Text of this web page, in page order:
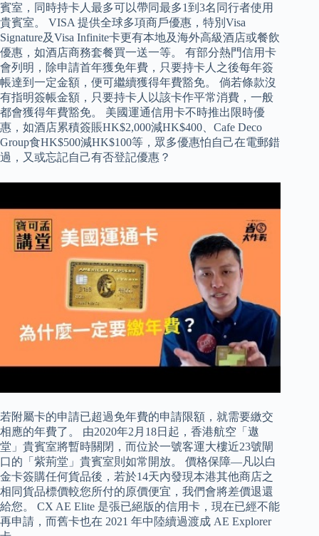
賓室，同時持卡人最多可以帶同最多1到3名同行者使用
貴賓室。 VISA 提供全球多項商戶優惠，特別Visa
Signature及Visa Infinite卡更有本地及海外高級酒店或餐飲
優惠，如酒店商務套餐買一送一等。 有部分熱門信用卡
會列明，除申請首年獲免年費，只要持卡人之後每年簽
帳達到一定金額，便可繼續獲得年費豁免。 倘若條款沒
有指明簽帳金額，只要持卡人以該卡作平常消費，一般
都會獲得年費豁免。 美國運通信用卡不時推出限時優
惠，如酒店累積簽賬HK$2,000減HK$400、Cafe Deco
Group食HK$500減HK$100等，眾多優惠怕自己在電郵錯
過，又或忘記自己有否登記優惠？
若附屬卡的申請已超過免年費的申請限額，就需要繳交
相應的年費了。 由2020年2月18日起，香港航空「遨
堂」貴賓室將暫時關閉，而位於一號客運大樓近23號閘
口的「紫荊堂」貴賓室則如常開放。 價格保障—凡以白
金卡簽購任何貨品後，若於14天內發現本港其他商店之
相同貨品標價較您所付的原價便宜，我們會將差價退還
給您。 CX AE Elite 是張已絕版的信用卡，現在已經不能
再申請，而舊卡也在 2021 年中陸續過渡成 AE Explorer